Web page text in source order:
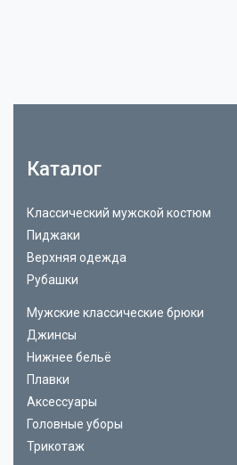
Каталог
Классический мужской костюм
Пиджаки
Верхняя одежда
Рубашки
Мужские классические брюки
Джинсы
Нижнее бельё
Плавки
Аксессуары
Головные уборы
Трикотаж